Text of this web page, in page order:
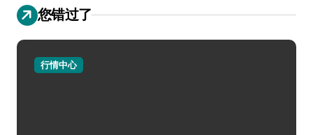
您错过了
行情中心